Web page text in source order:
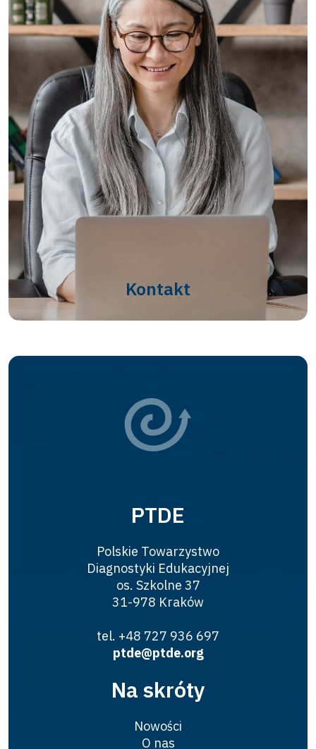
Kontakt
PTDE
Polskie Towarzystwo
Diagnostyki Edukacyjnej
os. Szkolne 37
31-978 Kraków
tel. +48 727 936 697
ptde@ptde.org
Na skróty
Nowości
O nas